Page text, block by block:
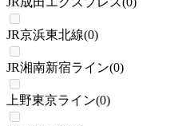
JR京浜東北線(0)
JR湘南新宿ライン(0)
上野東京ライン(0)